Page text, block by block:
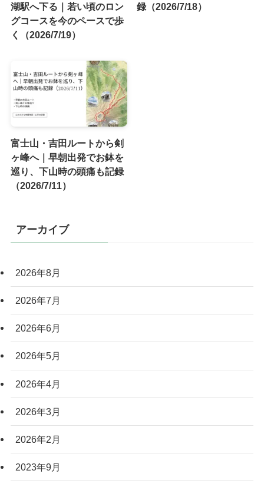
湖駅へ下る｜若い頃のロン
グコースを今のペースで歩
く（2026/7/19）
録（2026/7/18）
富士山・吉田ルートから剣
ヶ峰へ｜早朝出発でお鉢を
巡り、下山時の頭痛も記録
（2026/7/11）
アーカイブ
2026年8月
2026年7月
2026年6月
2026年5月
2026年4月
2026年3月
2026年2月
2023年9月